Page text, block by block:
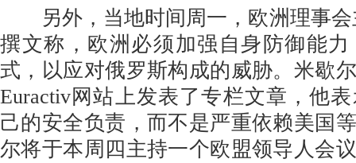
另外，当地时间周一，欧洲理事会
撰文称，欧洲必须加强自身防御能
式，以应对俄罗斯构成的威胁。米歇
Euractiv网站上发表了专栏文章，他
己的安全负责，而不是严重依赖美国
尔将于本周四主持一个欧盟领导人会